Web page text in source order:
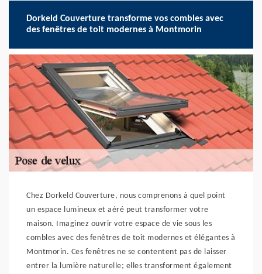
Dorkeld Couverture transforme vos combles avec
des fenêtres de toit modernes à Montmorin
Chez Dorkeld Couverture, nous comprenons à quel point
un espace lumineux et aéré peut transformer votre
maison. Imaginez ouvrir votre espace de vie sous les
combles avec des fenêtres de toit modernes et élégantes à
Montmorin. Ces fenêtres ne se contentent pas de laisser
entrer la lumière naturelle; elles transforment également